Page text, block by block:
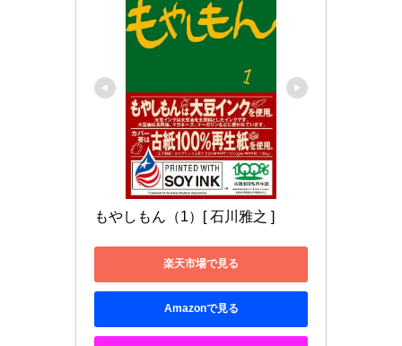
もやしもん（1）[ 石川雅之 ]
楽天市場で見る
Amazonで見る